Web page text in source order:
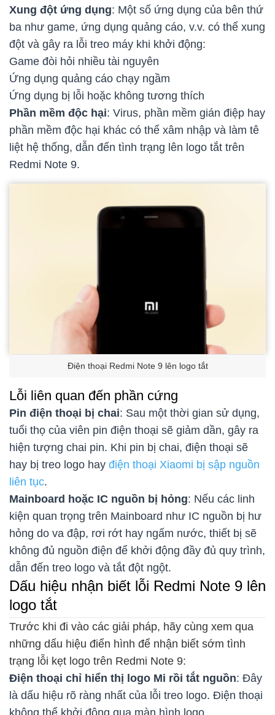
Xung đột ứng dụng: Một số ứng dụng của bên thứ
ba như game, ứng dụng quảng cáo, v.v. có thể xung
đột và gây ra lỗi treo máy khi khởi động:
Game đòi hỏi nhiều tài nguyên
Ứng dụng quảng cáo chạy ngầm
Ứng dụng bị lỗi hoặc không tương thích
Phần mềm độc hại: Virus, phần mềm gián điệp hay
phần mềm độc hại khác có thể xâm nhập và làm tê
liệt hệ thống, dẫn đến tình trạng lên logo tắt trên
Redmi Note 9.
Điện thoại Redmi Note 9 lên logo tắt
Lỗi liên quan đến phần cứng
Pin điện thoại bị chai: Sau một thời gian sử dụng,
tuổi thọ của viên pin điện thoại sẽ giảm dần, gây ra
hiện tượng chai pin. Khi pin bị chai, điện thoại sẽ
hay bị treo logo hay điện thoại Xiaomi bị sập nguồn
liên tục.
Mainboard hoặc IC nguồn bị hỏng: Nếu các linh
kiện quan trọng trên Mainboard như IC nguồn bị hư
hỏng do va đập, rơi rớt hay ngấm nước, thiết bị sẽ
không đủ nguồn điện để khởi động đầy đủ quy trình,
dẫn đến treo logo và tắt đột ngột.
Dấu hiệu nhận biết lỗi Redmi Note 9 lên
logo tắt
Trước khi đi vào các giải pháp, hãy cùng xem qua
những dấu hiệu điển hình để nhận biết sớm tình
trạng lỗi kẹt logo trên Redmi Note 9:
Điện thoại chỉ hiển thị logo Mi rồi tắt nguồn: Đây
là dấu hiệu rõ ràng nhất của lỗi treo logo. Điện thoại
không thể khởi động qua màn hình logo.